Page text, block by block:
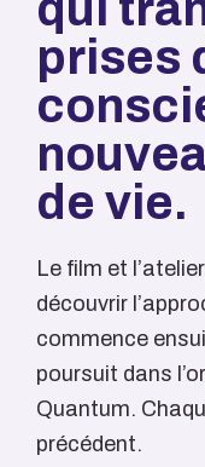
prises
de vie.
Le film et
découvrir
commence
poursuit dans
Quantum.
précédent.